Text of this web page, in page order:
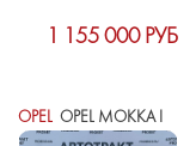
1 155 000 РУБ
OPEL OPEL MOKKA I